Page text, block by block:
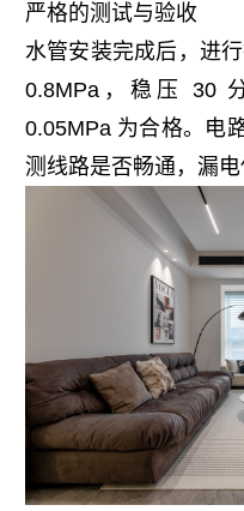
严格的测试与验收
水管安装完成后，进
0.8MPa，稳压 30
0.05MPa 为合格。电
测线路是否畅通，漏电